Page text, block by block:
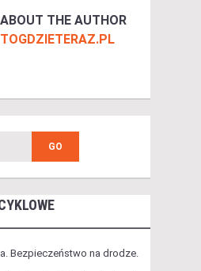
ABOUT THE AUTHOR
TOGDZIETERAZ.PL
Bezpieczeństwo na drodze.